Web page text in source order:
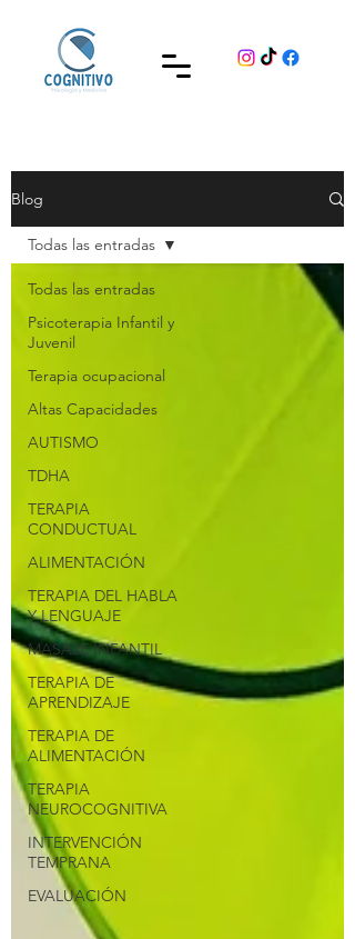
Blog
Todas las entradas
Psicoterapia Infantil y
Juvenil
Terapia ocupacional
Altas Capacidades
AUTISMO
TDHA
TERAPIA
CONDUCTUAL
ALIMENTACIÓN
TERAPIA DEL HABLA
Y LENGUAJE
MASAJE INFANTIL
TERAPIA DE
APRENDIZAJE
TERAPIA DE
ALIMENTACIÓN
TERAPIA
NEUROCOGNITIVA
INTERVENCIÓN
TEMPRANA
EVALUACIÓN
Todas las entradas